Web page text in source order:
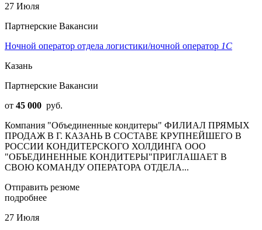
27 Июля
Партнерские Вакансии
Ночной оператор отдела логистики/ночной оператор 1С
Казань
Партнерские Вакансии
от 45 000 руб.
Компания "Объединенные кондитеры" ФИЛИАЛ ПРЯМЫХ
ПРОДАЖ В Г. КАЗАНЬ В СОСТАВЕ КРУПНЕЙШЕГО В
РОССИИ КОНДИТЕРСКОГО ХОЛДИНГА ООО
"ОБЪЕДИНЕННЫЕ КОНДИТЕРЫ"ПРИГЛАШАЕТ В
СВОЮ КОМАНДУ ОПЕРАТОРА ОТДЕЛА...
Отправить резюме
подробнее
27 Июля